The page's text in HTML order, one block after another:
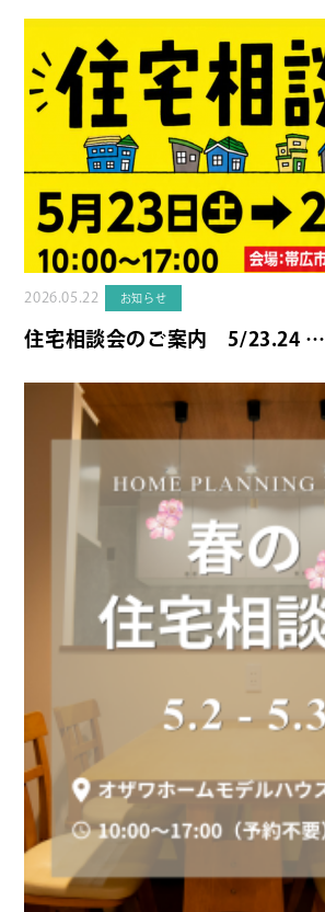
2026.05.22 お知らせ
住宅相談会のご案内 5/23.24 …